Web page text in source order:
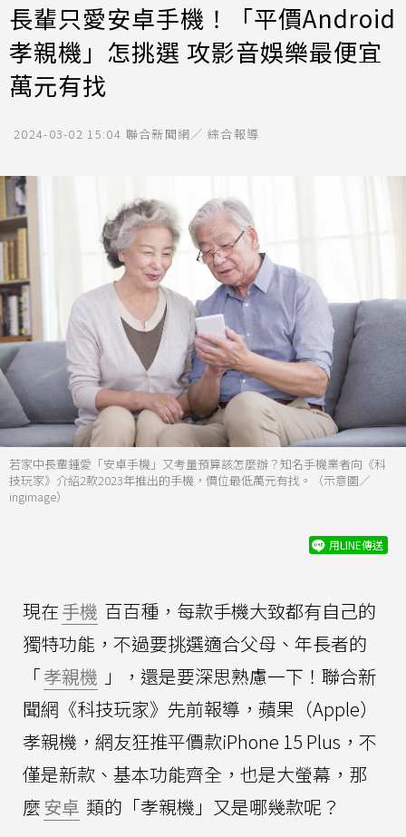
長輩只愛安卓手機！「平價Android
孝親機」怎挑選 攻影音娛樂最便宜
萬元有找
2024-03-02 15:04 聯合新聞網／ 綜合報導
若家中長輩鍾愛「安卓手機」又考量預算該怎麼辦？知名手機業者向《科
技玩家》介紹2款2023年推出的手機，價位最低萬元有找。（示意圖／
ingimage）
用LINE傳送
現在手機 百百種，每款手機大致都有自己的
獨特功能，不過要挑選適合父母、年長者的
「孝親機 」，還是要深思熟慮一下！聯合新
聞網《科技玩家》先前報導，蘋果（Apple）
孝親機，網友狂推平價款iPhone 15 Plus，不
僅是新款、基本功能齊全，也是大螢幕，那
麼安卓 類的「孝親機」又是哪幾款呢？